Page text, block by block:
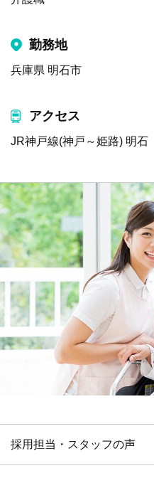
勤務地
兵庫県 明石市
アクセス
JR神戸線(神戸～姫路) 明石
採用担当・スタッフの声